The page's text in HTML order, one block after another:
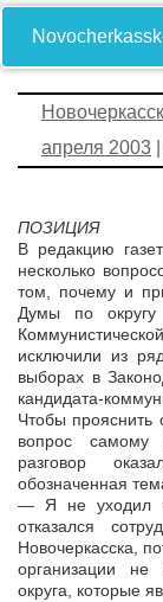
апреля 2003
ПОЗИЦИЯ
В редакцию
несколько
том, почему и
Думы по
исключили из
выборах в
кандидата-
Чтобы прояснить
вопрос самому
разговор
обозначенная
— Я не уходил
отказался
Новочеркасска,
организации не
округа, которые